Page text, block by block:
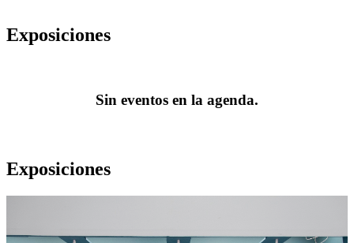
Exposiciones
Sin eventos en la agenda.
Exposiciones